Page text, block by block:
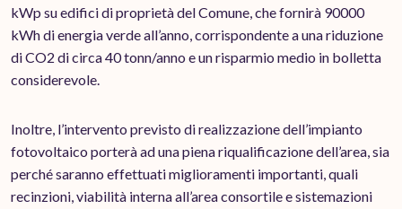
kWp su edifici di proprietà del Comune, che fornirà 90000
kWh di energia verde all’anno, corrispondente a una riduzione
di CO2 di circa 40 tonn/anno e un risparmio medio in bolletta
considerevole.
Inoltre, l’intervento previsto di realizzazione dell’impianto
fotovoltaico porterà ad una piena riqualificazione dell’area, sia
perché saranno effettuati miglioramenti importanti, quali
recinzioni, viabilità interna all’area consortile e sistemazioni